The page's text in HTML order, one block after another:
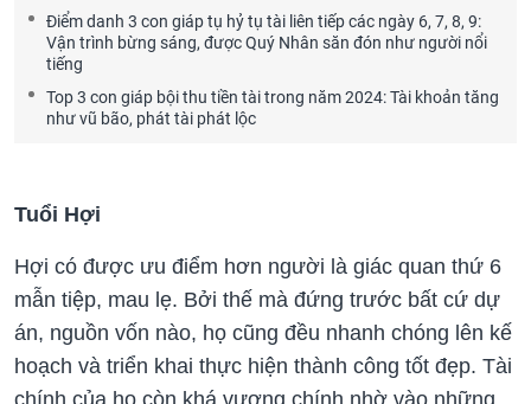
Điểm danh 3 con giáp tụ hỷ tụ tài liên tiếp các ngày 6, 7, 8, 9:
Vận trình bừng sáng, được Quý Nhân săn đón như người nổi
tiếng
Top 3 con giáp bội thu tiền tài trong năm 2024: Tài khoản tăng
như vũ bão, phát tài phát lộc
Tuổi Hợi
Hợi có được ưu điểm hơn người là giác quan thứ 6
mẫn tiệp, mau lẹ. Bởi thế mà đứng trước bất cứ dự
án, nguồn vốn nào, họ cũng đều nhanh chóng lên kế
hoạch và triển khai thực hiện thành công tốt đẹp. Tài
chính của họ còn khá vượng chính nhờ vào những